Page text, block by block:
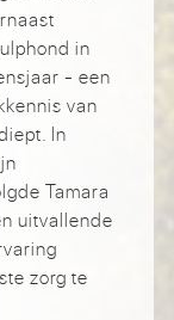
in
- een
van
In
Tamara
uitvallende
zorg te